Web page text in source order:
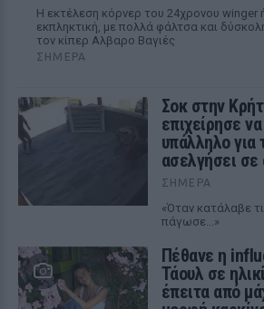
Η εκτέλεση κόρνερ του 24χρονου winger
εκπληκτική, με πολλά φάλτσα και
τον κίπερ Αλβαρο Βαγιές
ΣΉΜΕΡΑ
Σοκ στην
επιχείρησε
υπάλληλο για
ασελγήσει σε
ΣΉΜΕΡΑ
«Όταν κατάλαβε
πάγωσε...»
Πέθανε η
Τάουλ σε
έπειτα από